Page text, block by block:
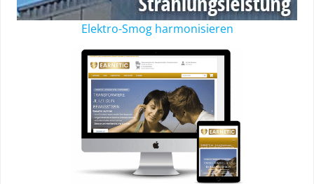
Elektro-Smog harmonisieren